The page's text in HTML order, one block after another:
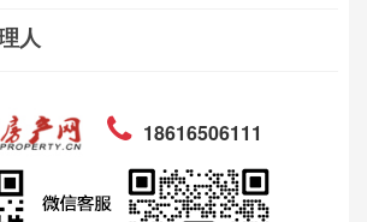
人
18616506111